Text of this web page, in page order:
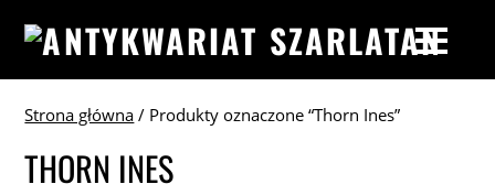
Strona główna / Produkty oznaczone “Thorn Ines”
THORN INES